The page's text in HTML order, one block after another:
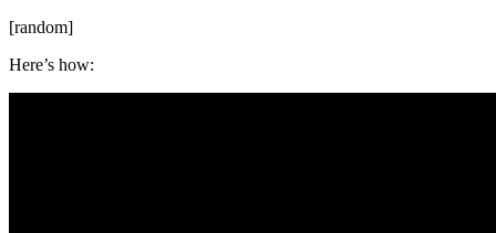
[random]
Here’s how: